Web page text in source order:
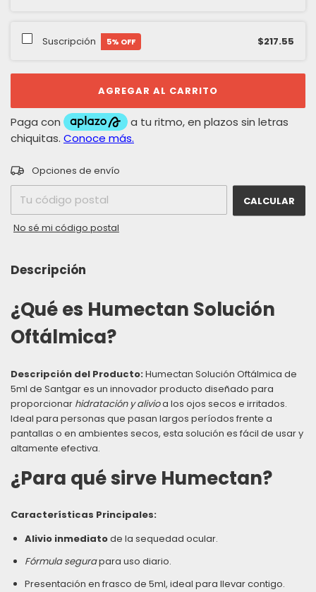
Suscripción 5% OFF $217.55
Entregas para el CP:
Opciones de envío
CALCULAR
No sé mi código postal
Descripción
¿Qué es Humectan Solución
Oftálmica?
Descripción del Producto:Humectan Solución Oftálmica de
5ml de Santgar es un innovador producto diseñado para
proporcionar hidratación y alivioa los ojos secos e irritados.
Ideal para personas que pasan largos períodos frente a
pantallas o en ambientes secos, esta solución es fácil de usar y
altamente efectiva.
¿Para qué sirve Humectan?
Características Principales:
Alivio inmediatode la sequedad ocular.
Fórmula segurapara uso diario.
Presentación en frasco de 5ml, ideal para llevar contigo.